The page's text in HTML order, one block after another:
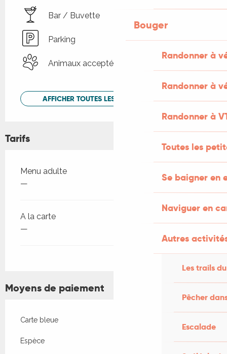
Bouger
Randonner à
Randonner à
Randonner à
Toutes les
Se baigner en
Naviguer en
Autres
Les trails
Pêcher
Escalade
Bar / Buvette
Parking
Animaux acceptés
AFFICHER TOUTES LES PRESTATIONS
Tarifs
Tarifs 2026
Menu adulte
—
A la carte
—
Moyens de paiement
Carte bleue
Espèce